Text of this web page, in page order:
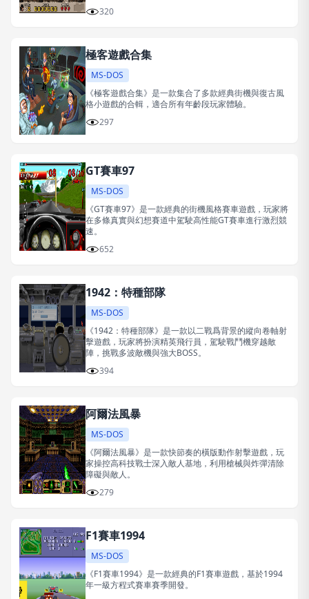
320
極客遊戲合集
MS-DOS
《極客遊戲合集》是一款集合了多款經典街機與復古風
格小遊戲的合輯，適合所有年齡段玩家體驗。
297
GT賽車97
MS-DOS
《GT賽車97》是一款經典的街機風格賽車遊戲，玩家將
在多條真實與幻想賽道中駕駛高性能GT賽車進行激烈競
速。
652
1942：特種部隊
MS-DOS
《1942：特種部隊》是一款以二戰爲背景的縱向卷軸射
擊遊戲，玩家將扮演精英飛行員，駕駛戰鬥機穿越敵
陣，挑戰多波敵機與強大BOSS。
394
阿爾法風暴
MS-DOS
《阿爾法風暴》是一款快節奏的橫版動作射擊遊戲，玩
家操控高科技戰士深入敵人基地，利用槍械與炸彈清除
障礙與敵人。
279
F1賽車1994
MS-DOS
《F1賽車1994》是一款經典的F1賽車遊戲，基於1994
年一級方程式賽車賽季開發。